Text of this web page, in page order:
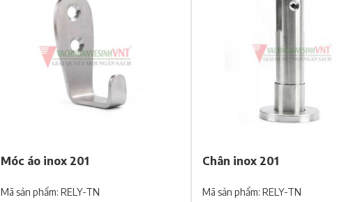
Móc áo inox 201
Mã sản phẩm: RELY-TN
Chân inox 201
Mã sản phẩm: RELY-TN